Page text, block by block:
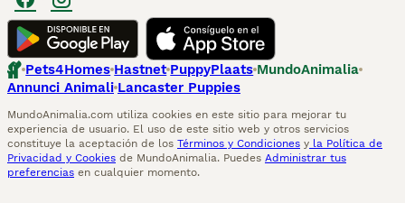
Pets4Homes Hastnet PuppyPlaats MundoAnimalia
Annunci Animali Lancaster Puppies
MundoAnimalia.com utiliza cookies en este sitio para mejorar tu
experiencia de usuario. El uso de este sitio web y otros servicios
constituye la aceptación de los Términos y Condiciones y la Política de
Privacidad y Cookies de MundoAnimalia. Puedes Administrar tus
preferencias en cualquier momento.